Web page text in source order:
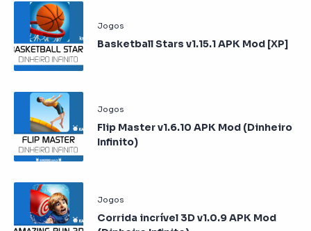
Basketball Stars v1.15.1 APK Mod [XP]
Flip Master v1.6.10 APK Mod (Dinheiro
Infinito)
Corrida incrível 3D v1.0.9 APK Mod